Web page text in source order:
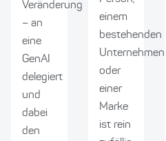
Veränderung
– an
eine
GenAI
delegiert
und
dabei
den
einem
bestehenden
Unternehmen
oder
einer
Marke
ist rein